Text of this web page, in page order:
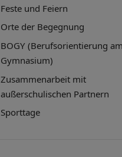
Feste und Feiern
Orte der Begegnung
BOGY (Berufsorientierung
Gymnasium)
Zusammenarbeit mit
außerschulischen Partnern
Sporttage